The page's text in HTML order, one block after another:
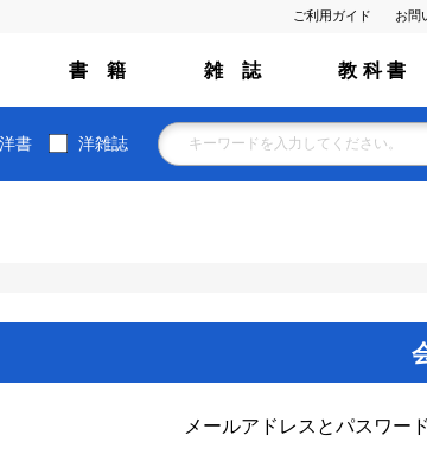
ご利用ガイド お問
書 籍 雑 誌 教 科 書
洋書 洋雑誌
メールアドレスとパスワー